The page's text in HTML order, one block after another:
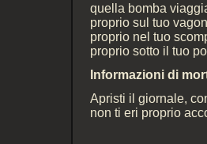
quella bomba
proprio sul tuo
proprio nel tuo
proprio sotto il tuo
Informazioni di
Apristi il giornale,
non ti eri proprio